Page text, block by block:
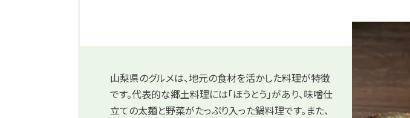
山梨県のグルメは、地元の食材を活かした料理が特徴
です。代表的な郷土料理には「ほうとう」があり、味噌仕
立ての太麺と野菜がたっぷり入った鍋料理です。また、